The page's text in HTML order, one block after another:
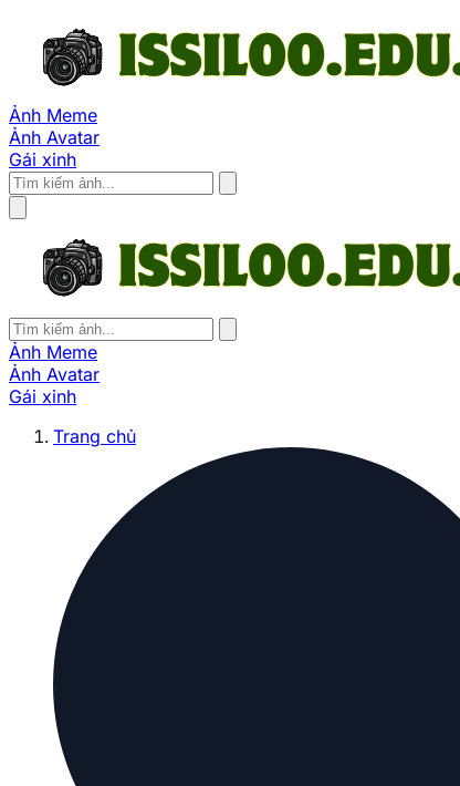
Ảnh Meme
Ảnh Avatar
Gái xinh
Ảnh Meme
Ảnh Avatar
Gái xinh
Trang chủ